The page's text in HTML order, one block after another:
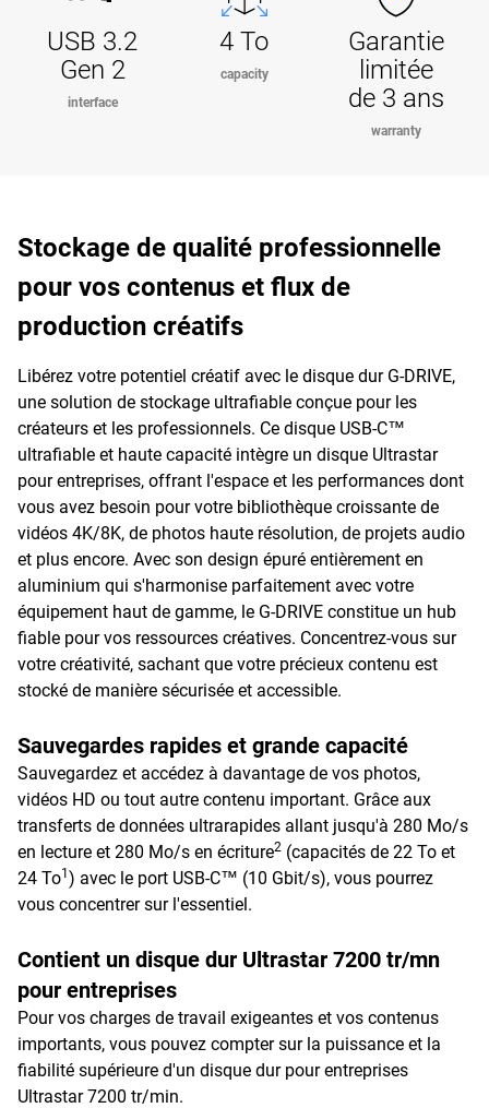
USB 3.2
Gen 2
interface
4 To
capacity
Garantie
limitée
de 3 ans
warranty
Stockage de qualité professionnelle
pour vos contenus et flux de
production créatifs
Libérez votre potentiel créatif avec le disque dur G-DRIVE,
une solution de stockage ultrafiable conçue pour les
créateurs et les professionnels. Ce disque USB-C™
ultrafiable et haute capacité intègre un disque Ultrastar
pour entreprises, offrant l'espace et les performances dont
vous avez besoin pour votre bibliothèque croissante de
vidéos 4K/8K, de photos haute résolution, de projets audio
et plus encore. Avec son design épuré entièrement en
aluminium qui s'harmonise parfaitement avec votre
équipement haut de gamme, le G-DRIVE constitue un hub
fiable pour vos ressources créatives. Concentrez-vous sur
votre créativité, sachant que votre précieux contenu est
stocké de manière sécurisée et accessible.
Sauvegardes rapides et grande capacité
Sauvegardez et accédez à davantage de vos photos,
vidéos HD ou tout autre contenu important. Grâce aux
transferts de données ultrarapides allant jusqu'à 280 Mo/s
en lecture et 280 Mo/s en écriture2 (capacités de 22 To et
24 To1 ) avec le port USB-C™ (10 Gbit/s), vous pourrez
vous concentrer sur l'essentiel.
Contient un disque dur Ultrastar 7200 tr/mn
pour entreprises
Pour vos charges de travail exigeantes et vos contenus
importants, vous pouvez compter sur la puissance et la
fiabilité supérieure d'un disque dur pour entreprises
Ultrastar 7200 tr/min.